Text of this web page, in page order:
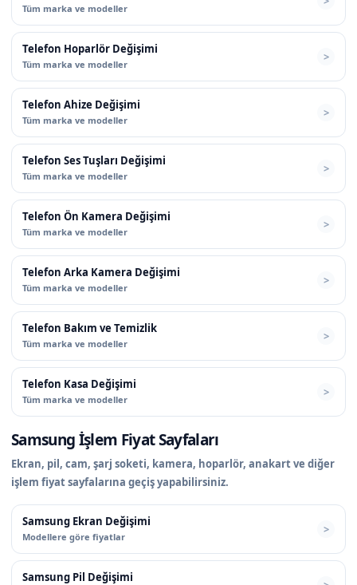
Tüm marka ve modeller
Telefon Hoparlör Değişimi
Tüm marka ve modeller
Telefon Ahize Değişimi
Tüm marka ve modeller
Telefon Ses Tuşları Değişimi
Tüm marka ve modeller
Telefon Ön Kamera Değişimi
Tüm marka ve modeller
Telefon Arka Kamera Değişimi
Tüm marka ve modeller
Telefon Bakım ve Temizlik
Tüm marka ve modeller
Telefon Kasa Değişimi
Tüm marka ve modeller
Samsung İşlem Fiyat Sayfaları
Ekran, pil, cam, şarj soketi, kamera, hoparlör, anakart ve diğer
işlem fiyat sayfalarına geçiş yapabilirsiniz.
Samsung Ekran Değişimi
Modellere göre fiyatlar
Samsung Pil Değişimi